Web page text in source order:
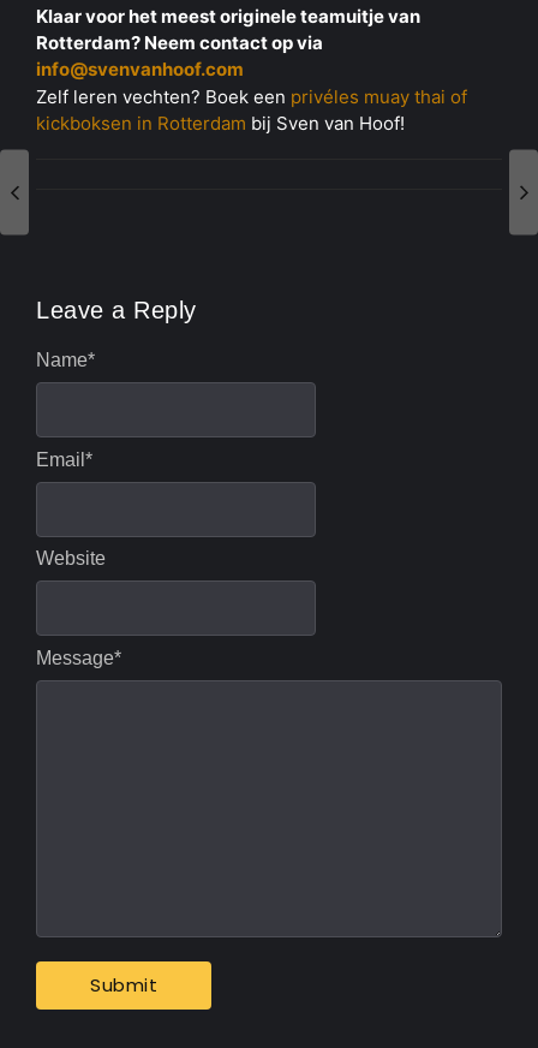
Klaar voor het meest originele teamuitje van
Rotterdam? Neem contact op via
info@svenvanhoof.com
Zelf leren vechten? Boek een privéles muay thai of
kickboksen in Rotterdam bij Sven van Hoof!
Leave a Reply
Message*
Name*
Email *
Website